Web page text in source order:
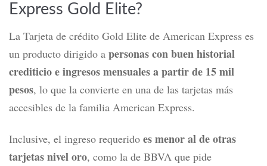
Express Gold Elite?
La Tarjeta de crédito Gold Elite de American Express es
un producto dirigido a personas con buen historial
crediticio e ingresos mensuales a partir de 15 mil
pesos, lo que la convierte en una de las tarjetas más
accesibles de la familia American Express.
Inclusive, el ingreso requerido es menor al de otras
tarjetas nivel oro, como la de BBVA que pide